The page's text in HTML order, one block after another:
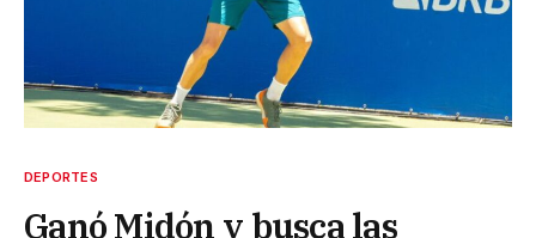
DEPORTES
Ganó Midón y busca las